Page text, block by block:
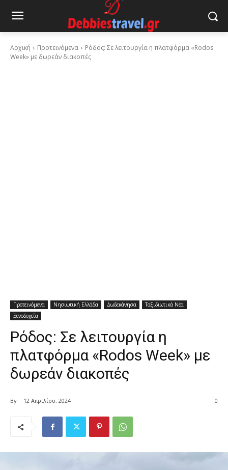
Αρχική Προτεινόμενα
Ρόδος: Σε λειτουργία η πλατφόρμα «Rodos
Week» με δωρεάν διακοπές
Προτεινόμενα Νησιωτική Ελλάδα Δωδεκάνησα
Ταξιδιωτικά Νέα
Ξενοδοχεία
Ρόδος: Σε λειτουργία η
πλατφόρμα «Rodos Week» με
δωρεάν διακοπές
By 12 Απριλίου, 2024 0